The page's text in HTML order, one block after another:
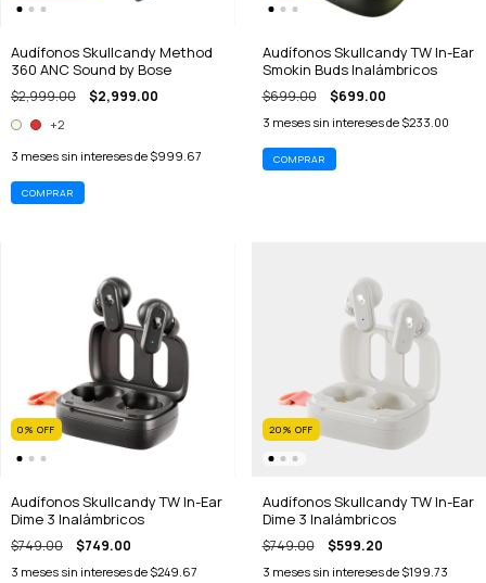
Audífonos Skullcandy Method
360 ANC Sound by Bose
$2,999.00 $2,999.00
+2
3 meses sin intereses de $999.67
COMPRAR
Audífonos Skullcandy TW In-Ear
Smokin Buds Inalámbricos
$699.00 $699.00
3 meses sin intereses de $233.00
0% OFF
Audífonos Skullcandy TW In-Ear
Dime 3 Inalámbricos
$749.00 $749.00
3 meses sin intereses de $249.67
20% OFF
Audífonos Skullcandy TW In-Ear
Dime 3 Inalámbricos
$749.00 $599.20
3 meses sin intereses de $199.73